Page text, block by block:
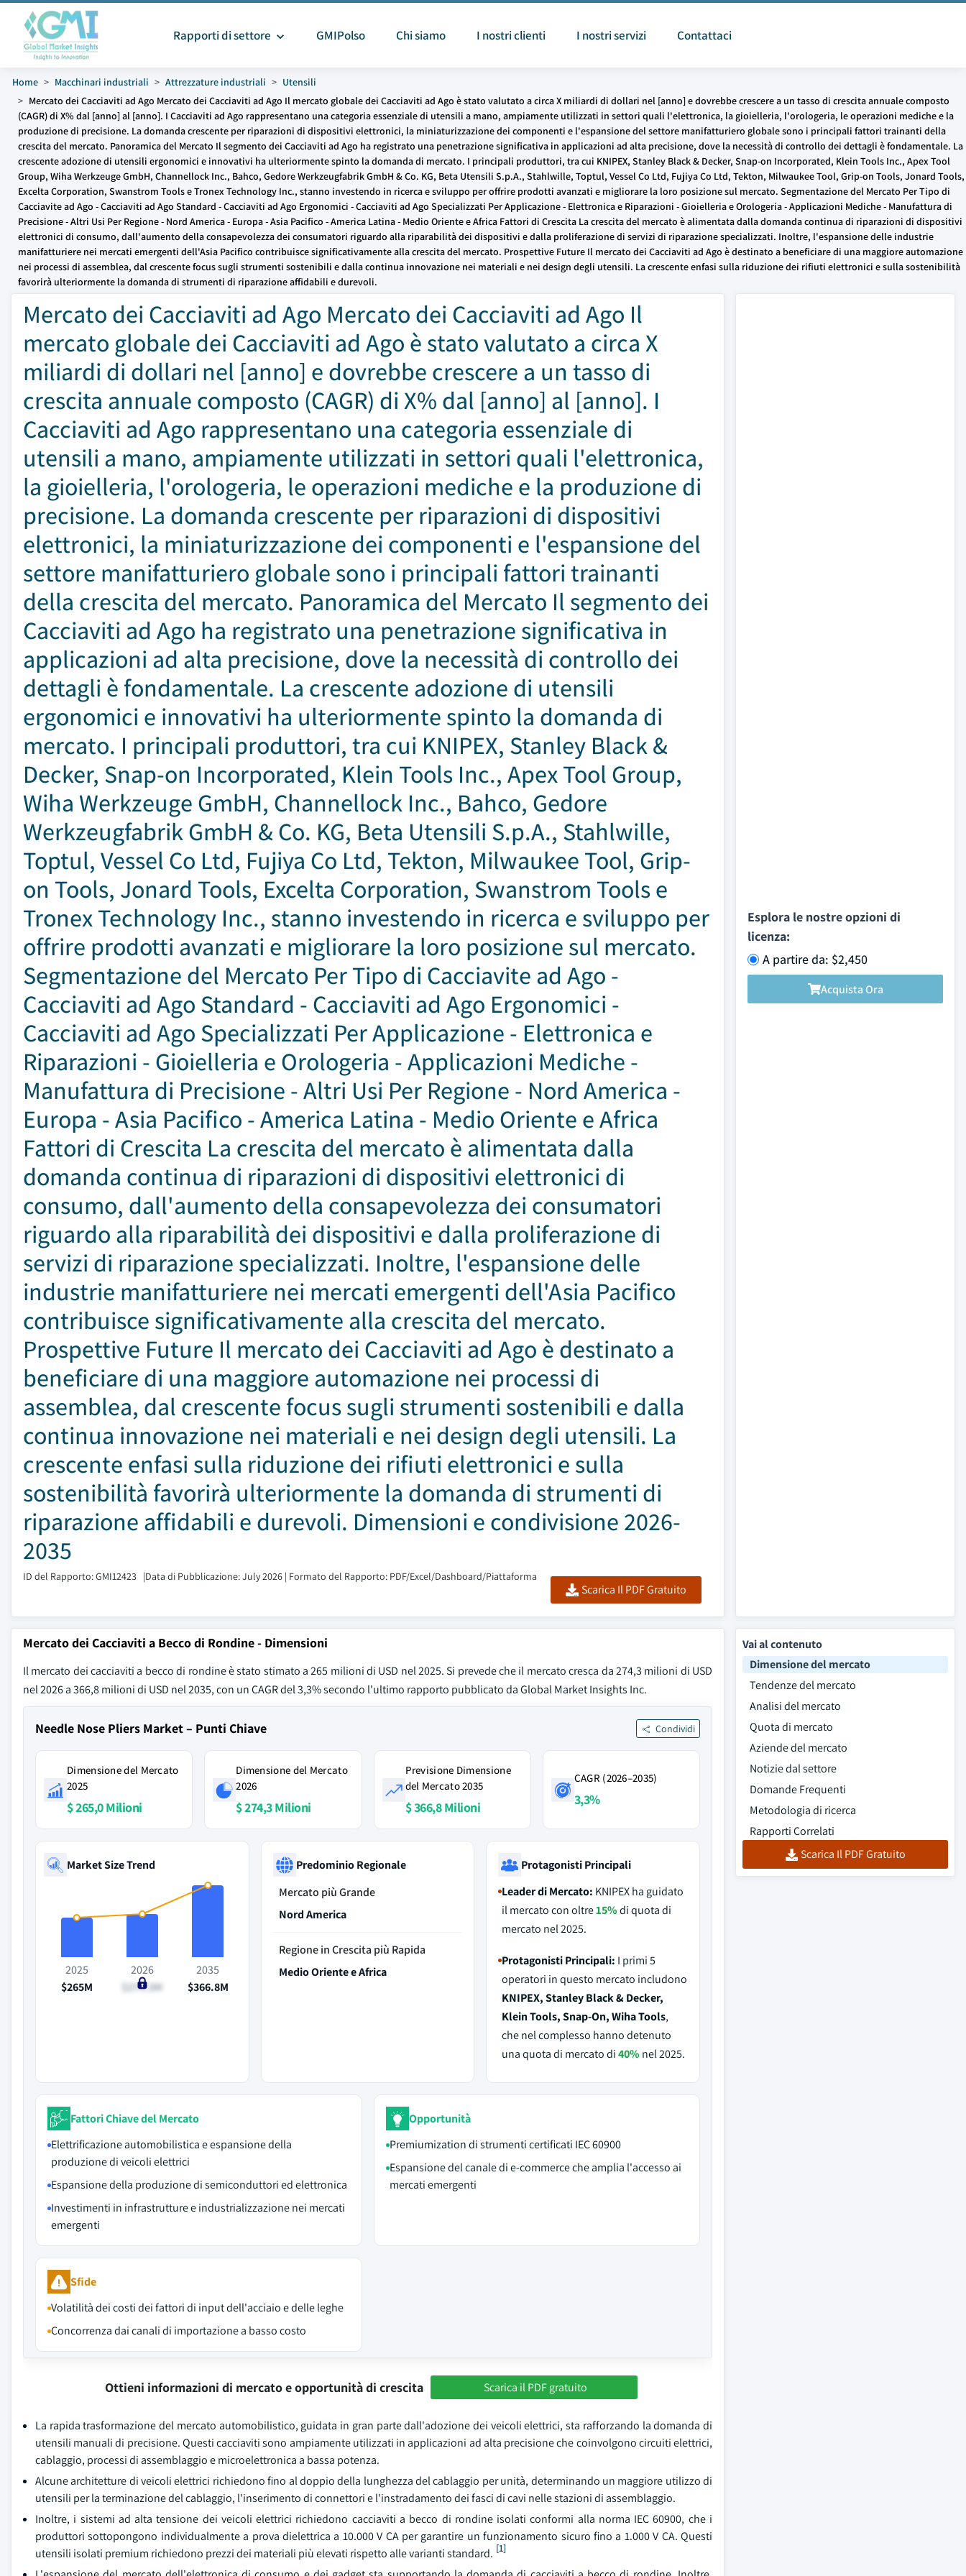
Rapporti di settore GMIPolso Chi siamo I nostri clienti I nostri servizi Contattaci
Home Macchinari industriali Attrezzature industriali
Utensili
Mercato dei Cacciaviti ad Ago Mercato dei Cacciaviti ad Ago Il mercato globale dei Cacciaviti ad Ago è stato valutato a circa X miliardi di dollari nel [anno] e dovrebbe crescere a un tasso di crescita annuale composto
(CAGR) di X% dal [anno] al [anno]. I Cacciaviti ad Ago rappresentano una categoria essenziale di utensili a mano, ampiamente utilizzati in settori quali l'elettronica, la gioielleria, l'orologeria, le operazioni mediche e la
produzione di precisione. La domanda crescente per riparazioni di dispositivi elettronici, la miniaturizzazione dei componenti e l'espansione del settore manifatturiero globale sono i principali fattori trainanti della
crescita del mercato. Panoramica del Mercato Il segmento dei Cacciaviti ad Ago ha registrato una penetrazione significativa in applicazioni ad alta precisione, dove la necessità di controllo dei dettagli è fondamentale. La
crescente adozione di utensili ergonomici e innovativi ha ulteriormente spinto la domanda di mercato. I principali produttori, tra cui KNIPEX, Stanley Black & Decker, Snap-on Incorporated, Klein Tools Inc., Apex Tool
Group, Wiha Werkzeuge GmbH, Channellock Inc., Bahco, Gedore Werkzeugfabrik GmbH & Co. KG, Beta Utensili S.p.A., Stahlwille, Toptul, Vessel Co Ltd, Fujiya Co Ltd, Tekton, Milwaukee Tool, Grip-on Tools, Jonard Tools,
Excelta Corporation, Swanstrom Tools e Tronex Technology Inc., stanno investendo in ricerca e sviluppo per offrire prodotti avanzati e migliorare la loro posizione sul mercato. Segmentazione del Mercato Per Tipo di
Cacciavite ad Ago - Cacciaviti ad Ago Standard - Cacciaviti ad Ago Ergonomici - Cacciaviti ad Ago Specializzati Per Applicazione - Elettronica e Riparazioni - Gioielleria e Orologeria - Applicazioni Mediche - Manufattura di
Precisione - Altri Usi Per Regione - Nord America - Europa - Asia Pacifico - America Latina - Medio Oriente e Africa Fattori di Crescita La crescita del mercato è alimentata dalla domanda continua di riparazioni di dispositivi
elettronici di consumo, dall'aumento della consapevolezza dei consumatori riguardo alla riparabilità dei dispositivi e dalla proliferazione di servizi di riparazione specializzati. Inoltre, l'espansione delle industrie
manifatturiere nei mercati emergenti dell'Asia Pacifico contribuisce significativamente alla crescita del mercato. Prospettive Future Il mercato dei Cacciaviti ad Ago è destinato a beneficiare di una maggiore automazione
nei processi di assemblea, dal crescente focus sugli strumenti sostenibili e dalla continua innovazione nei materiali e nei design degli utensili. La crescente enfasi sulla riduzione dei rifiuti elettronici e sulla sostenibilità
favorirà ulteriormente la domanda di strumenti di riparazione affidabili e durevoli.
Mercato dei Cacciaviti ad Ago Mercato dei Cacciaviti ad Ago Il
mercato globale dei Cacciaviti ad Ago è stato valutato a circa X
miliardi di dollari nel [anno] e dovrebbe crescere a un tasso di
crescita annuale composto (CAGR) di X% dal [anno] al [anno]. I
Cacciaviti ad Ago rappresentano una categoria essenziale di
utensili a mano, ampiamente utilizzati in settori quali l'elettronica,
la gioielleria, l'orologeria, le operazioni mediche e la produzione di
precisione. La domanda crescente per riparazioni di dispositivi
elettronici, la miniaturizzazione dei componenti e l'espansione del
settore manifatturiero globale sono i principali fattori trainanti
della crescita del mercato. Panoramica del Mercato Il segmento dei
Cacciaviti ad Ago ha registrato una penetrazione significativa in
applicazioni ad alta precisione, dove la necessità di controllo dei
dettagli è fondamentale. La crescente adozione di utensili
ergonomici e innovativi ha ulteriormente spinto la domanda di
mercato. I principali produttori, tra cui KNIPEX, Stanley Black &
Decker, Snap-on Incorporated, Klein Tools Inc., Apex Tool Group,
Wiha Werkzeuge GmbH, Channellock Inc., Bahco, Gedore
Werkzeugfabrik GmbH & Co. KG, Beta Utensili S.p.A., Stahlwille,
Toptul, Vessel Co Ltd, Fujiya Co Ltd, Tekton, Milwaukee Tool, Grip-
on Tools, Jonard Tools, Excelta Corporation, Swanstrom Tools e
Tronex Technology Inc., stanno investendo in ricerca e sviluppo per
offrire prodotti avanzati e migliorare la loro posizione sul mercato.
Segmentazione del Mercato Per Tipo di Cacciavite ad Ago -
Cacciaviti ad Ago Standard - Cacciaviti ad Ago Ergonomici -
Cacciaviti ad Ago Specializzati Per Applicazione - Elettronica e
Riparazioni - Gioielleria e Orologeria - Applicazioni Mediche -
Manufattura di Precisione - Altri Usi Per Regione - Nord America -
Europa - Asia Pacifico - America Latina - Medio Oriente e Africa
Fattori di Crescita La crescita del mercato è alimentata dalla
domanda continua di riparazioni di dispositivi elettronici di
consumo, dall'aumento della consapevolezza dei consumatori
riguardo alla riparabilità dei dispositivi e dalla proliferazione di
servizi di riparazione specializzati. Inoltre, l'espansione delle
industrie manifatturiere nei mercati emergenti dell'Asia Pacifico
contribuisce significativamente alla crescita del mercato.
Prospettive Future Il mercato dei Cacciaviti ad Ago è destinato a
beneficiare di una maggiore automazione nei processi di
assemblea, dal crescente focus sugli strumenti sostenibili e dalla
continua innovazione nei materiali e nei design degli utensili. La
crescente enfasi sulla riduzione dei rifiuti elettronici e sulla
sostenibilità favorirà ulteriormente la domanda di strumenti di
riparazione affidabili e durevoli. Dimensioni e condivisione 2026-
2035
ID del Rapporto: GMI12423 |Data di Pubblicazione: July 2026 | Formato del Rapporto: PDF/Excel/Dashboard/Piattaforma
Scarica Il PDF Gratuito
Esplora le nostre opzioni di
licenza:
A partire da: $2,450
Acquista Ora
Mercato dei Cacciaviti a Becco di Rondine - Dimensioni
Il mercato dei cacciaviti a becco di rondine è stato stimato a 265 milioni di USD nel 2025. Si prevede che il mercato cresca da 274,3 milioni di USD
nel 2026 a 366,8 milioni di USD nel 2035, con un CAGR del 3,3% secondo l'ultimo rapporto pubblicato da Global Market Insights Inc.
Needle Nose Pliers Market – Punti Chiave Condividi
Dimensione del Mercato
2025
$ 265,0 Milioni
Dimensione del Mercato
2026
$ 274,3 Milioni
Previsione Dimensione
del Mercato 2035
$ 366,8 Milioni
CAGR (2026–2035)
3,3%
Market Size Trend
2025
$265M
2026
$274.3M
2035
$366.8M
Predominio Regionale
Mercato più Grande
Nord America
Regione in Crescita più Rapida
Medio Oriente e Africa
Protagonisti Principali
Leader di Mercato: KNIPEX ha guidato
il mercato con oltre15%di quota di
mercato nel 2025.
Protagonisti Principali: I primi 5
operatori in questo mercato includono
KNIPEX, Stanley Black & Decker,
Klein Tools, Snap-On, Wiha Tools,
che nel complesso hanno detenuto
una quota di mercato di40% nel 2025.
Fattori Chiave del Mercato
Elettrificazione automobilistica e espansione della
produzione di veicoli elettrici
Espansione della produzione di semiconduttori ed elettronica
Investimenti in infrastrutture e industrializzazione nei mercati
emergenti
Opportunità
Premiumization di strumenti certificati IEC 60900
Espansione del canale di e-commerce che amplia l'accesso ai
mercati emergenti
Sfide
Volatilità dei costi dei fattori di input dell'acciaio e delle leghe
Concorrenza dai canali di importazione a basso costo
Ottieni informazioni di mercato e opportunità di crescita Scarica il PDF gratuito
La rapida trasformazione del mercato automobilistico, guidata in gran parte dall'adozione dei veicoli elettrici, sta rafforzando la domanda di
utensili manuali di precisione. Questi cacciaviti sono ampiamente utilizzati in applicazioni ad alta precisione che coinvolgono circuiti elettrici,
cablaggio, processi di assemblaggio e microelettronica a bassa potenza.
Alcune architetture di veicoli elettrici richiedono fino al doppio della lunghezza del cablaggio per unità, determinando un maggiore utilizzo di
utensili per la terminazione del cablaggio, l'inserimento di connettori e l'instradamento dei fasci di cavi nelle stazioni di assemblaggio.
Inoltre, i sistemi ad alta tensione dei veicoli elettrici richiedono cacciaviti a becco di rondine isolati conformi alla norma IEC 60900, che i
produttori sottopongono individualmente a prova dielettrica a 10.000 V CA per garantire un funzionamento sicuro fino a 1.000 V CA. Questi
utensili isolati premium richiedono prezzi dei materiali più elevati rispetto alle varianti standard. [1]
Vai al contenuto
Dimensione del mercato
Tendenze del mercato
Analisi del mercato
Quota di mercato
Aziende del mercato
Notizie dal settore
Domande Frequenti
Metodologia di ricerca
Rapporti Correlati
Scarica Il PDF Gratuito